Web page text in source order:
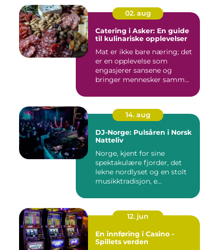
02. aug
Catering i Asker: En guide
til kulinariske opplevelser
Mat er ikke bare næring; det
er en opplevelse som
engasjerer sansene og
bringer mennesker samm...
14. aug
DJ-Norge: Pulsåren i Norsk
Natteliv
Norge, kjent for sine
spektakulære fjorder, det
lekne nordlyset og en stolt
musikktradisjon, e...
12. jun
En innføring i Casino -
Spillets verden